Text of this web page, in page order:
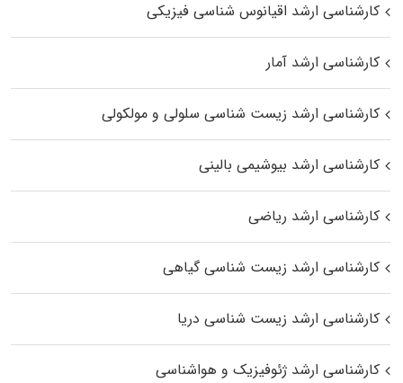
کارشناسی ارشد اقیانوس‌ شناسی فیزیکی
کارشناسی ارشد آمار
کارشناسی ارشد زیست شناسی سلولی و مولکولی
کارشناسی ارشد بیوشیمی بالینی
کارشناسی ارشد ریاضی
کارشناسی ارشد زیست‌ شناسی گیاهی
کارشناسی ارشد زیست‌ شناسی دریا
کارشناسی ارشد ژئوفیزیک و هواشناسی